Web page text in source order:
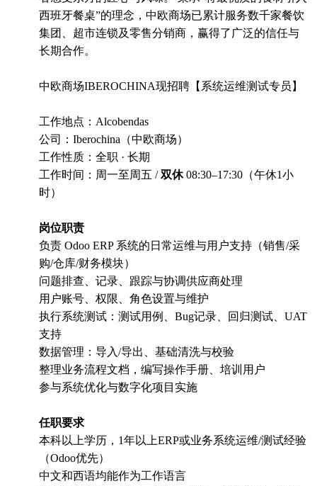
西班牙餐桌”的理念，中欧商场已累计服务数千家餐饮
集团、超市连锁及零售分销商，赢得了广泛的信任与
长期合作。
中欧商场IBEROCHINA现招聘【系统运维测试专员】
工作地点：Alcobendas
公司：Iberochina（中欧商场）
工作性质：全职 · 长期
工作时间：周一至周五 /双休08:30–17:30（午休1小
时）
岗位职责
负责 Odoo ERP 系统的日常运维与用户支持（销售/采
购/仓库/财务模块）
问题排查、记录、跟踪与协调供应商处理
用户账号、权限、角色设置与维护
执行系统测试：测试用例、Bug记录、回归测试、UAT
支持
数据管理：导入/导出、基础清洗与校验
整理业务流程文档，编写操作手册、培训用户
参与系统优化与数字化项目实施
任职要求
本科以上学历，1年以上ERP或业务系统运维/测试经验
（Odoo优先）
中文和西语均能作为工作语言